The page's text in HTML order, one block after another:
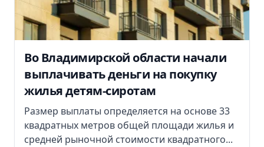
Во Владимирской области начали
выплачивать деньги на покупку
жилья детям-сиротам
Размер выплаты определяется на основе 33
квадратных метров общей площади жилья и
средней рыночной стоимости квадратного...